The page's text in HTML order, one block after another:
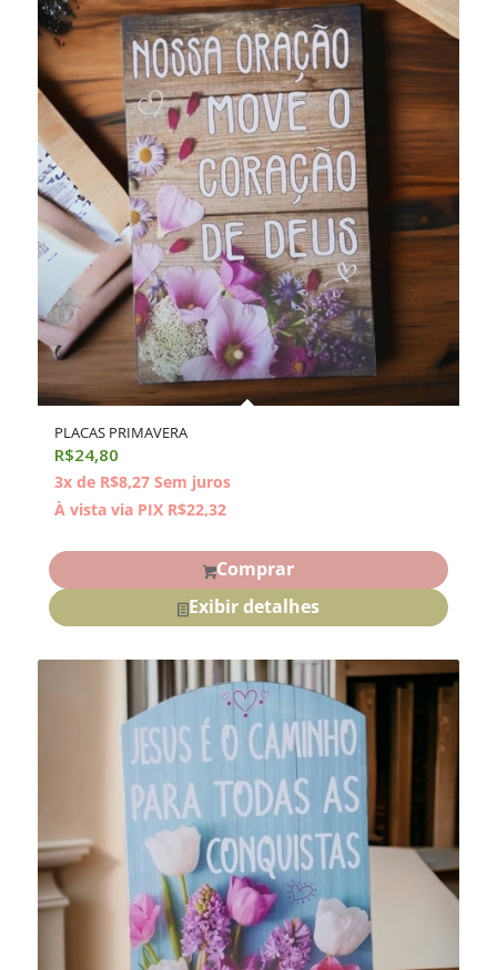
PLACAS PRIMAVERA
R$24,80
3x de R$8,27 Sem juros
À vista via PIX R$22,32
Comprar
Exibir detalhes